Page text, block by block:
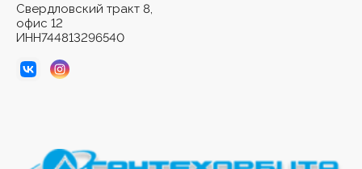
Свердловский тракт 8,
офис 12
ИНН744813296540